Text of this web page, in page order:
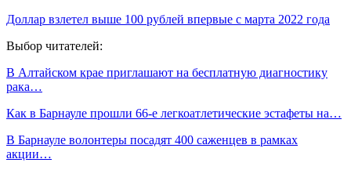
Доллар взлетел выше 100 рублей впервые с марта 2022 года
Выбор читателей:
В Алтайском крае приглашают на бесплатную диагностику
рака…
Как в Барнауле прошли 66-е легкоатлетические эстафеты на…
В Барнауле волонтеры посадят 400 саженцев в рамках
акции…